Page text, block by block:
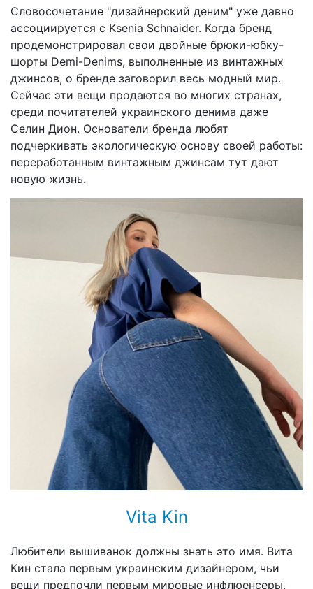
Словосочетание "дизайнерский деним" уже давно
ассоциируется с Ksenia Schnaider. Когда бренд
продемонстрировал свои двойные брюки-юбку-
шорты Demi-Denims, выполненные из винтажных
джинсов, о бренде заговорил весь модный мир.
Сейчас эти вещи продаются во многих странах,
среди почитателей украинского денима даже
Селин Дион. Основатели бренда любят
подчеркивать экологическую основу своей работы:
переработанным винтажным джинсам тут дают
новую жизнь.
Vita Kin
Любители вышиванок должны знать это имя. Вита
Кин стала первым украинским дизайнером, чьи
вещи предпочли первым мировые инфлюенсеры.